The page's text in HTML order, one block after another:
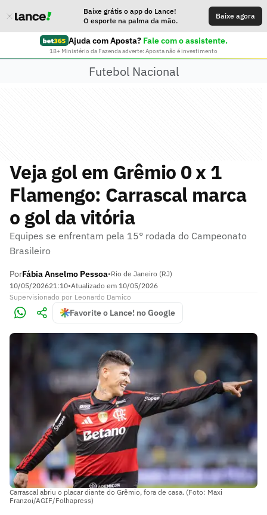
Baixe grátis o app do Lance!
O esporte na palma da mão.
Baixe agora
Ajuda com Aposta? Fale com o assistente.
18+ Ministério da Fazenda adverte: Aposta não é investimento
Futebol Nacional
Veja gol em Grêmio 0 x 1
Flamengo: Carrascal marca
o gol da vitória
Equipes se enfrentam pela 15° rodada do Campeonato
Brasileiro
PorFábia Anselmo Pessoa•Rio de Janeiro (RJ)
10/05/202621:10•Atualizado em 10/05/2026
Supervisionado por Leonardo Damico
Favorite o Lance! no Google
Carrascal abriu o placar diante do Grêmio, fora de casa. (Foto: Maxi
Franzoi/AGIF/Folhapress)